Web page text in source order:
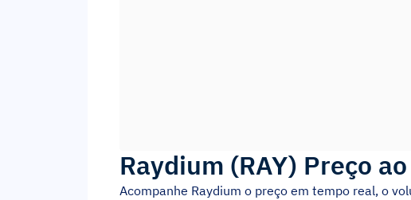
Raydium (RAY) Preço
Acompanhe Raydium o preço em tempo real, o